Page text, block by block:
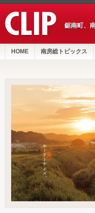
鋸南町、
HOME 南房総トピックス